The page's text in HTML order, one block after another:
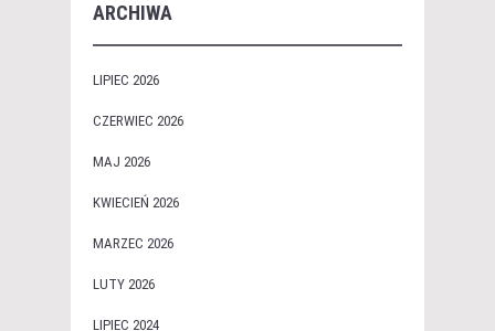
ARCHIWA
LIPIEC 2026
CZERWIEC 2026
MAJ 2026
KWIECIEŃ 2026
MARZEC 2026
LUTY 2026
LIPIEC 2024